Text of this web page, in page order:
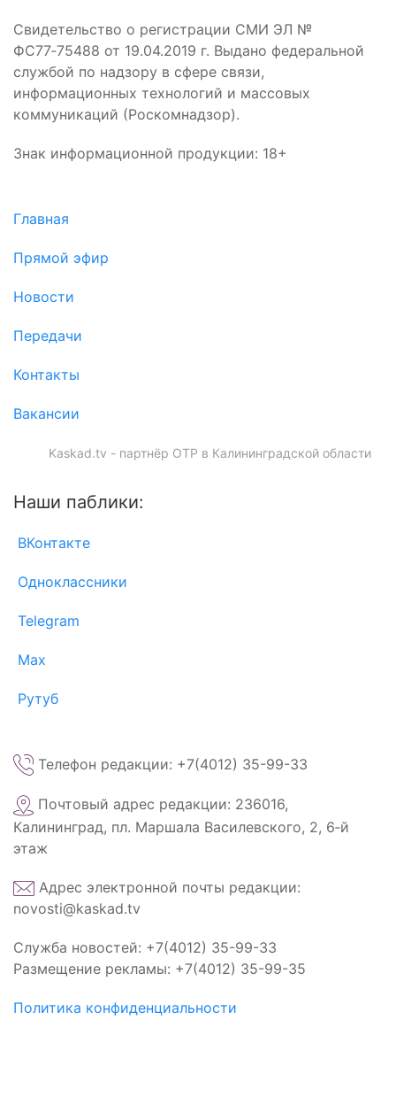
Свидетельство о регистрации СМИ ЭЛ №
ФС77‑75488 от 19.04.2019 г. Выдано федеральной
службой по надзору в сфере связи,
информационных технологий и массовых
коммуникаций (Роскомнадзор).
Знак информационной продукции: 18+
Главная
Прямой эфир
Новости
Передачи
Контакты
Вакансии
Kaskad.tv - партнёр ОТР в Калининградской области
Наши паблики:
ВКонтакте
Одноклассники
Telegram
Max
Рутуб
Телефон редакции: +7(4012) 35-99-33
Почтовый адрес редакции: 236016,
Калининград, пл. Маршала Василевского, 2, 6‑й
этаж
Адрес электронной почты редакции:
novosti@kaskad.tv
Служба новостей: +7(4012) 35-99-33
Размещение рекламы: +7(4012) 35-99-35
Политика конфиденциальности